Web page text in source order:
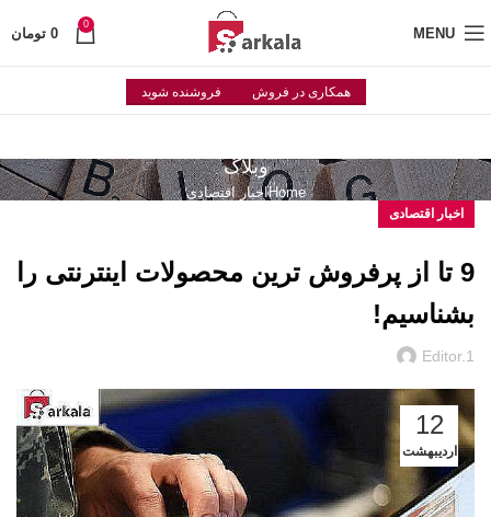
MENU
0
0 تومان
همکاری در فروش فروشنده شوید
وبلاگ
Homeاخبار اقتصادی
اخبار اقتصادی
9 تا از پرفروش ترین محصولات اینترنتی را
بشناسیم!
Editor.1
12
اردیبهشت